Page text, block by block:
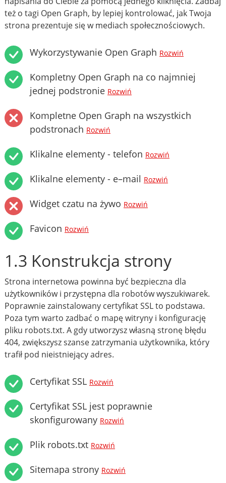
też o tagi Open Graph, by lepiej kontrolować, jak Twoja
strona prezentuje się w mediach społecznościowych.
Wykorzystywanie Open Graph Rozwiń
Kompletny Open Graph na co najmniej
jednej podstronie Rozwiń
Kompletne Open Graph na wszystkich
podstronach Rozwiń
Klikalne elementy - telefon Rozwiń
Klikalne elementy - e–mail Rozwiń
Widget czatu na żywo Rozwiń
Favicon Rozwiń
1.3 Konstrukcja strony
Strona internetowa powinna być bezpieczna dla
użytkowników i przystępna dla robotów wyszukiwarek.
Poprawnie zainstalowany certyfikat SSL to podstawa.
Poza tym warto zadbać o mapę witryny i konfigurację
pliku robots.txt. A gdy utworzysz własną stronę błędu
404, zwiększysz szanse zatrzymania użytkownika, który
trafił pod nieistniejący adres.
Certyfikat SSL Rozwiń
Certyfikat SSL jest poprawnie
skonfigurowany Rozwiń
Plik robots.txt Rozwiń
Sitemapa strony Rozwiń